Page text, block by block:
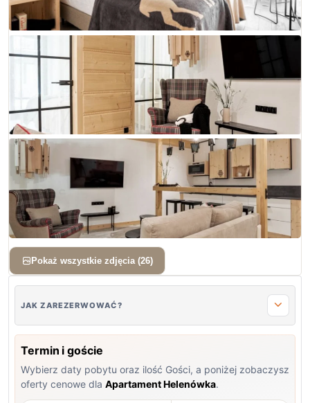
+ 23 zdjęć
Pokaż wszystkie zdjęcia (26)
JAK ZAREZERWOWAĆ?
Termin i goście
Wybierz daty pobytu oraz ilość Gości, a poniżej zobaczysz
oferty cenowe dla Apartament Helenówka.